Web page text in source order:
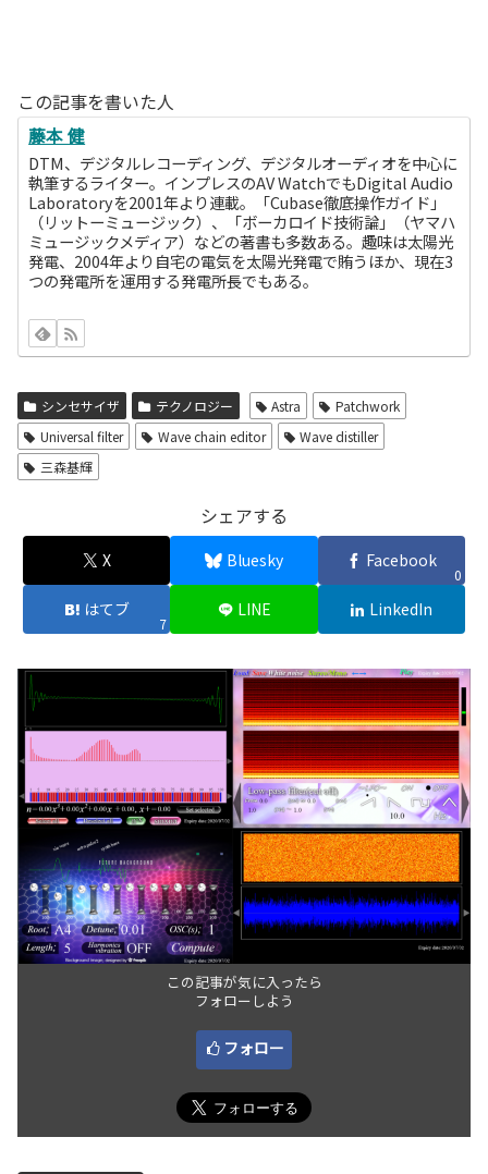
この記事を書いた人
藤本 健
DTM、デジタルレコーディング、デジタルオーディオを中心に
執筆するライター。インプレスのAV WatchでもDigital Audio
Laboratoryを2001年より連載。「Cubase徹底操作ガイド」
（リットーミュージック）、「ボーカロイド技術論」（ヤマハ
ミュージックメディア）などの著書も多数ある。趣味は太陽光
発電、2004年より自宅の電気を太陽光発電で賄うほか、現在3
つの発電所を運用する発電所長でもある。
シンセサイザ テクノロジー Astra
Patchwork
Universal filter
Wave chain editor
Wave distiller
三森基輝
シェアする
X Bluesky Facebook
0
はてブ
7
LINE LinkedIn
この記事が気に入ったら
フォローしよう
フォロー